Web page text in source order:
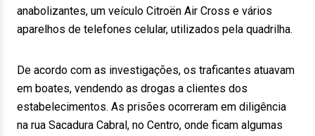
anabolizantes, um veículo Citroën Air Cross e vários
aparelhos de telefones celular, utilizados pela quadrilha.
De acordo com as investigações, os traficantes atuavam
em boates, vendendo as drogas a clientes dos
estabelecimentos. As prisões ocorreram em diligência
na rua Sacadura Cabral, no Centro, onde ficam algumas